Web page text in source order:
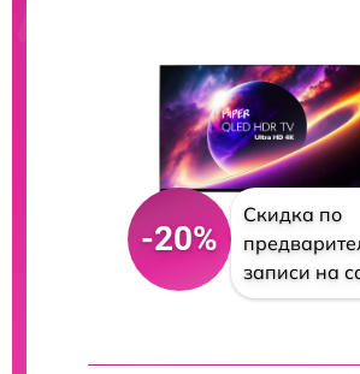
-20%
Скидка по
записи на